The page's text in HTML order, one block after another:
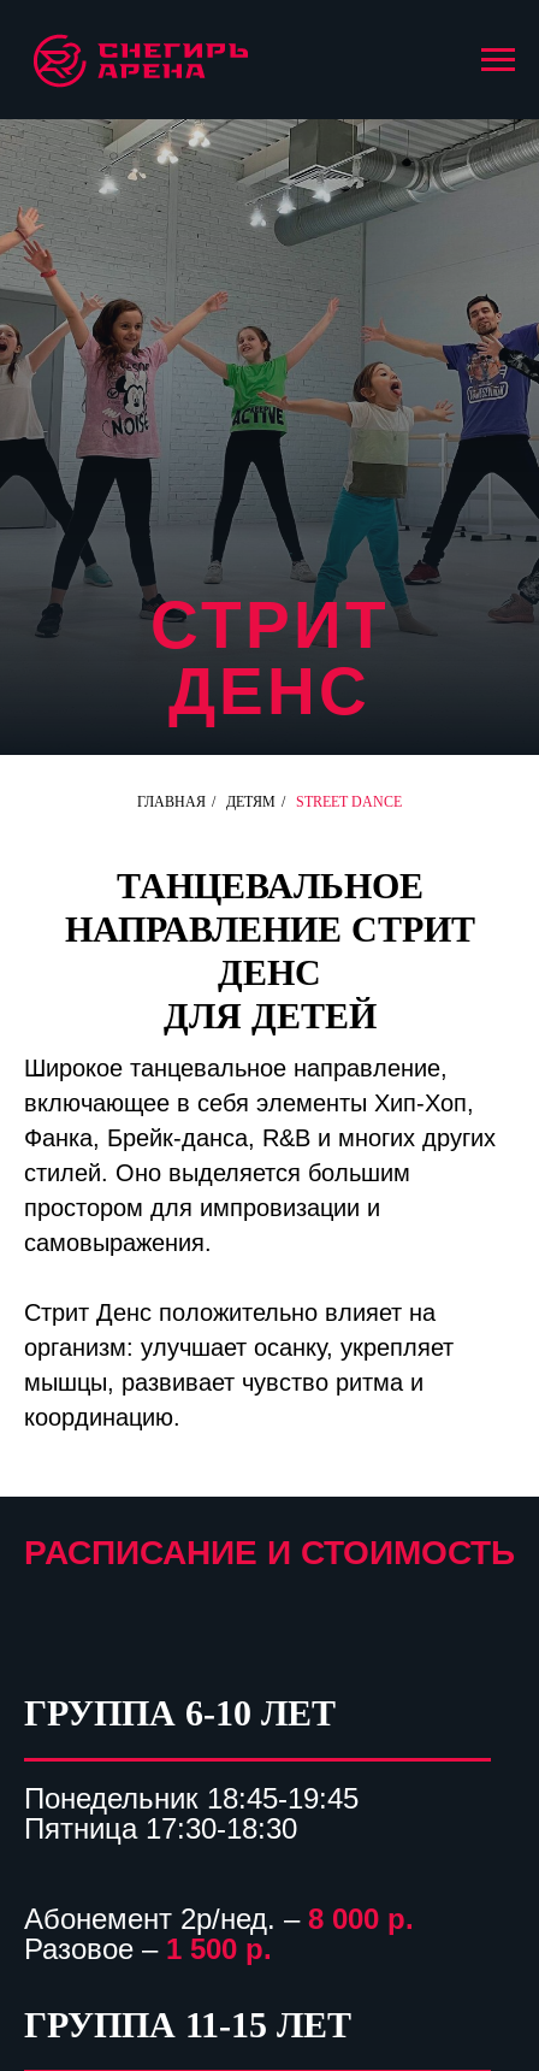
СТРИТ
ДЕНС
ГЛАВНАЯ / ДЕТЯМ / STREET DANCE
ТАНЦЕВАЛЬНОЕ
НАПРАВЛЕНИЕ СТРИТ
ДЕНС
ДЛЯ ДЕТЕЙ
Широкое танцевальное направление,
включающее в себя элементы Хип-Хоп,
Фанка, Брейк-данса, R&B и многих других
стилей. Оно выделяется большим
простором для импровизации и
самовыражения.
Стрит Денс положительно влияет на
организм: улучшает осанку, укрепляет
мышцы, развивает чувство ритма и
координацию.
РАСПИСАНИЕ И СТОИМОСТЬ
ГРУППА 6-10 ЛЕТ
Понедельник 18:45-19:45
Пятница 17:30-18:30
Абонемент 2р/нед. – 8 000 р.
Разовое – 1 500 р.
ГРУППА 11-15 ЛЕТ